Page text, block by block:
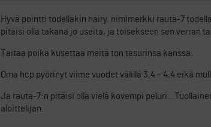
Hyvä pointti todellakin hairy. nimimerkki rauta-7
pitäisi olla takana jo useita, ja toisekseen sen verran
Taitaa poika kusettaa meitä ton tasurinsa kanssa.
Oma hcp pyörinyt viime vuodet välillä 3,4 – 4,4 eikä
Ja rauta-7:n pitäisi olla vielä kovempi
aloittelijan.